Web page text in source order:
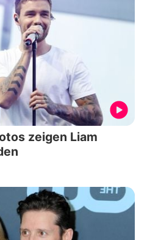
zeigen Liam